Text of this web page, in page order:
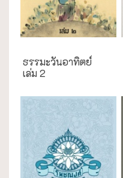
ธรรมะวันอาทิตย์
เล่ม 2